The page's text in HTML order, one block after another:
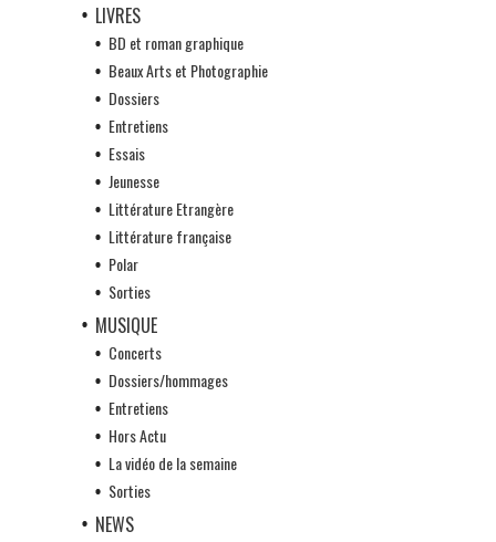
LIVRES
BD et roman graphique
Beaux Arts et Photographie
Dossiers
Entretiens
Essais
Jeunesse
Littérature Etrangère
Littérature française
Polar
Sorties
MUSIQUE
Concerts
Dossiers/hommages
Entretiens
Hors Actu
La vidéo de la semaine
Sorties
NEWS